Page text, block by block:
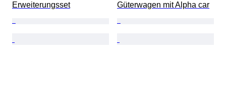
Erweiterungsset
Güterwagen mit Alpha car